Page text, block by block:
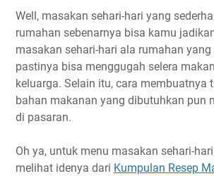
Well, masakan sehari-hari yang
rumahan sebenarnya bisa kamu
masakan sehari-hari ala rumahan yang
pastinya bisa menggugah selera
keluarga. Selain itu, cara membuatnya
bahan makanan yang dibutuhkan pun
di pasaran.
Oh ya, untuk menu masakan sehari-
melihat idenya dari Kumpulan Resep